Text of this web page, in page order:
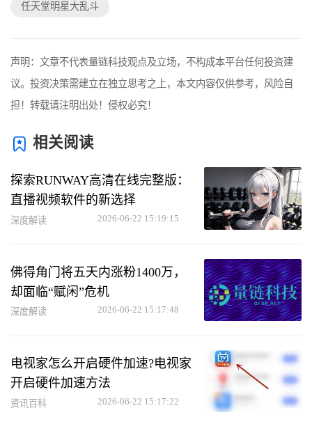
任天堂明星大乱斗
声明：文章不代表量链科技观点及立场，不构成本平台任何投资建
议。投资决策需建立在独立思考之上，本文内容仅供参考，风险自
担！转载请注明出处！侵权必究！
相关阅读
探索RUNWAY高清在线完整版：
直播视频软件的新选择
深度解读 2026-06-22 15:19:15
佛得角门将五天内涨粉1400万，
却面临“赋闲”危机
深度解读 2026-06-22 15:17:48
电视家怎么开启硬件加速?电视家
开启硬件加速方法
资讯百科 2026-06-22 15:17:22